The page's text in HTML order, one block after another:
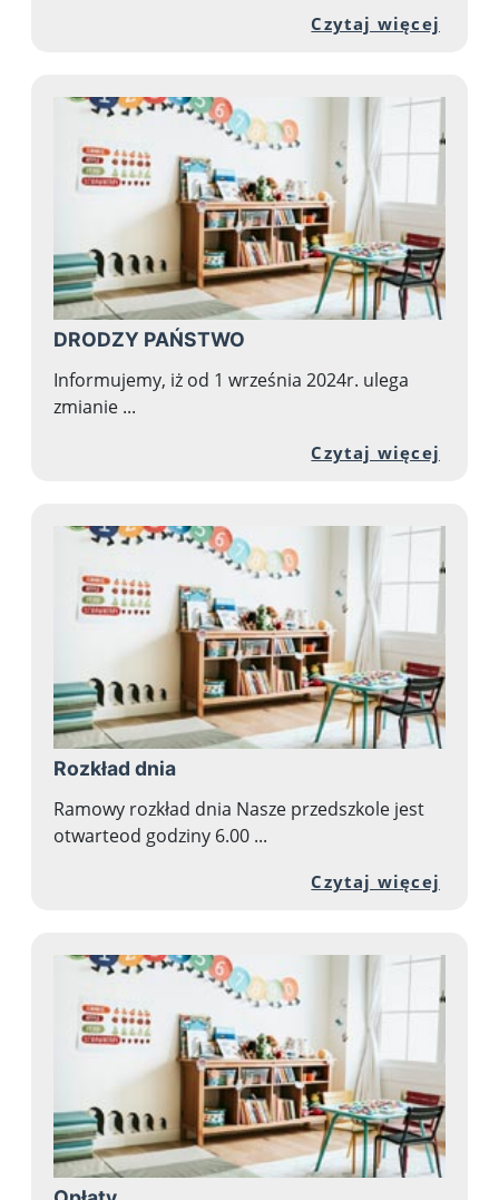
Czytaj więcej
DRODZY PAŃSTWO
Informujemy, iż od 1 września 2024r. ulega
zmianie ...
Czytaj więcej
Rozkład dnia
Ramowy rozkład dnia Nasze przedszkole jest
otwarteod godziny 6.00 ...
Czytaj więcej